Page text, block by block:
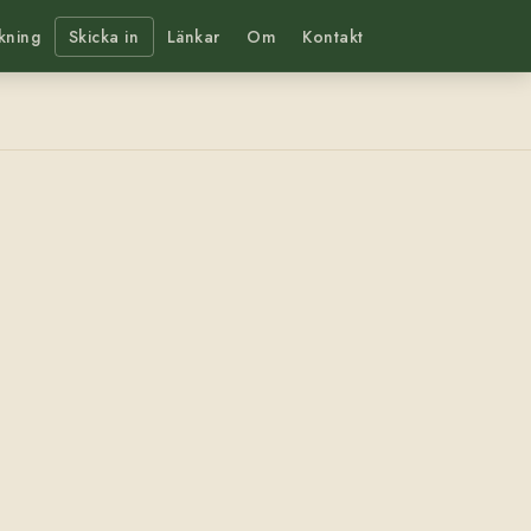
Skicka in Länkar Om Kontakt